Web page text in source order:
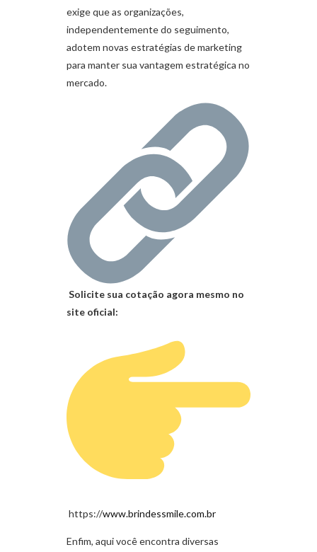
exige que as organizações,
independentemente do seguimento,
adotem novas estratégias de marketing
para manter sua vantagem estratégica no
mercado.
Solicite sua cotação agora mesmo no
site oficial:
https://www.brindessmile.com.br
Enfim, aqui você encontra diversas